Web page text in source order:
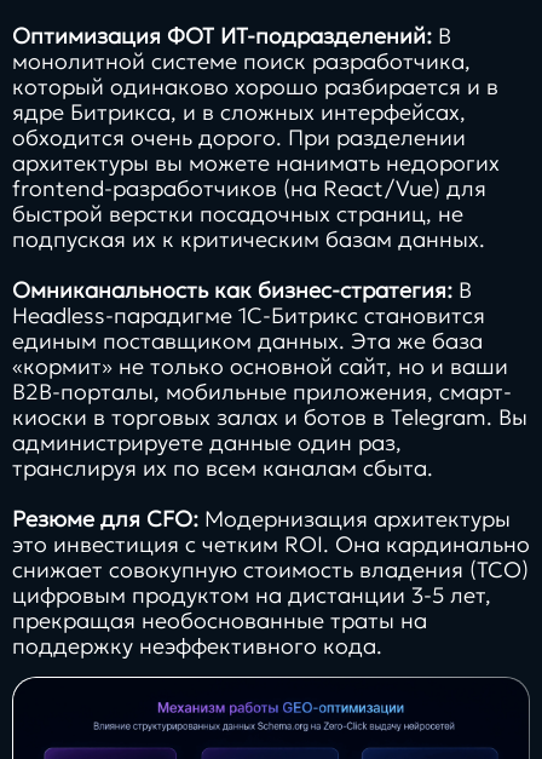
Оптимизация ФОТ ИТ-подразделений: В
монолитной системе поиск разработчика,
который одинаково хорошо разбирается и в
ядре Битрикса, и в сложных интерфейсах,
обходится очень дорого. При разделении
архитектуры вы можете нанимать недорогих
frontend-разработчиков (на React/Vue) для
быстрой верстки посадочных страниц, не
подпуская их к критическим базам данных.
Омниканальность как бизнес-стратегия: В
Headless-парадигме 1С-Битрикс становится
единым поставщиком данных. Эта же база
«кормит» не только основной сайт, но и ваши
B2B-порталы, мобильные приложения, смарт-
киоски в торговых залах и ботов в Telegram. Вы
администрируете данные один раз,
транслируя их по всем каналам сбыта.
Резюме для CFO: Модернизация архитектуры
это инвестиция с четким ROI. Она кардинально
снижает совокупную стоимость владения (TCO)
цифровым продуктом на дистанции 3-5 лет,
прекращая необоснованные траты на
поддержку неэффективного кода.